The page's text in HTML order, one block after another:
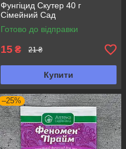
Фунгіцид Скутер 40 г
Сімейний Сад
Готово до відправки
15 ₴ 21 ₴
Купити
–25%